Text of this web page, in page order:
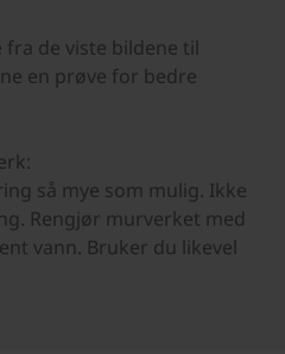
fra de viste bildene til
en prøve for bedre
så mye som mulig. Ikke
Rengjør murverket med
vann. Bruker du likevel